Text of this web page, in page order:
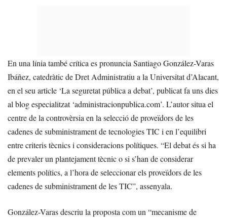
En una línia també crítica es pronuncia Santiago González-Varas
Ibáñez, catedràtic de Dret Administratiu a la Universitat d’Alacant,
en el seu article ‘La seguretat pública a debat’, publicat fa uns dies
al blog especialitzat ‘administracionpublica.com’. L’autor situa el
centre de la controvèrsia en la selecció de proveïdors de les
cadenes de subministrament de tecnologies TIC i en l’equilibri
entre criteris tècnics i consideracions polítiques. “El debat és si ha
de prevaler un plantejament tècnic o si s’han de considerar
elements polítics, a l’hora de seleccionar els proveïdors de les
cadenes de subministrament de les TIC”, assenyala.
González-Varas descriu la proposta com un “mecanisme de